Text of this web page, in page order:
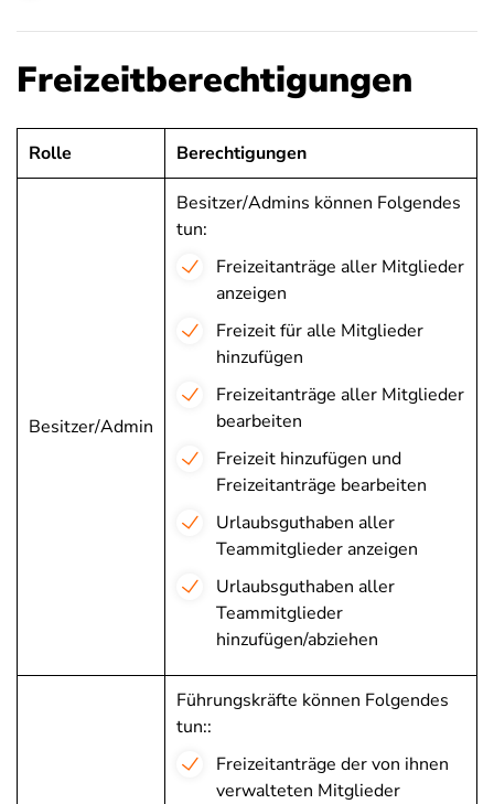
Freizeitberechtigungen
Rolle Berechtigungen
Besitzer/Admin
Besitzer/Admins können Folgendes
tun:
Freizeitanträge aller Mitglieder
anzeigen
Freizeit für alle Mitglieder
hinzufügen
Freizeitanträge aller Mitglieder
bearbeiten
Freizeit hinzufügen und
Freizeitanträge bearbeiten
Urlaubsguthaben aller
Teammitglieder anzeigen
Urlaubsguthaben aller
Teammitglieder
hinzufügen/abziehen
Führungskräfte können Folgendes
tun::
Freizeitanträge der von ihnen
verwalteten Mitglieder